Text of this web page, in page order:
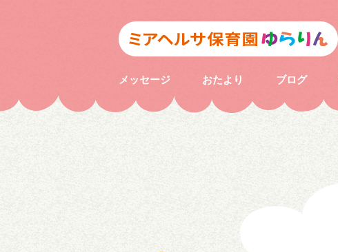
メッセージ おたより ブログ